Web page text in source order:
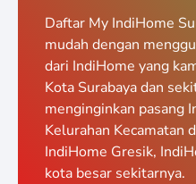
Daftar My IndiHome
mudah dengan
dari IndiHome yang
Kota Surabaya dan
menginginkan pasang
Kelurahan Kecamatan
IndiHome Gresik,
kota besar sekitarnya.